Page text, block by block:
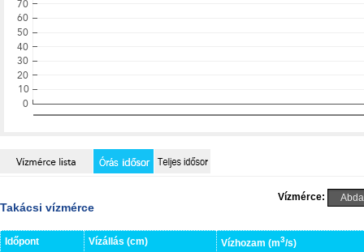
Vízmérce:
Takácsi vízmérce
Időpont Vízállás (cm) Vízhozam (m3/s)